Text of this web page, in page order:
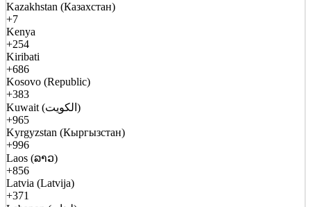
Kazakhstan (Казахстан)
+7
Kenya
+254
Kiribati
+686
Kosovo (Republic)
+383
Kuwait (الكويت)
+965
Kyrgyzstan (Кыргызстан)
+996
Laos (ລາວ)
+856
Latvia (Latvija)
+371